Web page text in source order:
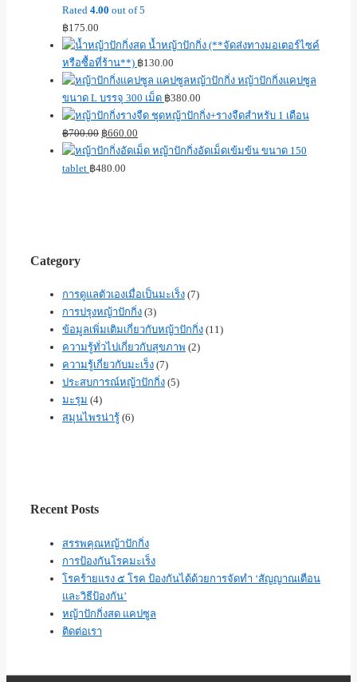
Rated 4.00 out of 5
฿175.00
น้ำหญ้าปักกิ่ง (**จัดส่งทางมอเตอร์ไซค์
หรือซื้อที่ร้าน**) ฿130.00
หญ้าปักกิ่งแคปซูล
ขนาด L บรรจุ 300 เม็ด ฿380.00
ชุดหญ้าปักกิ่ง+รางจืดสำหรับ 1 เดือน
฿700.00 ฿660.00
หญ้าปักกิ่งอัดเม็ดเข้มข้น ขนาด 150
tablet ฿480.00
Category
การดูแลตัวเองเมื่อเป็นมะเร็ง (7)
การปรุงหญ้าปักกิ่ง (3)
ข้อมูลเพิ่มเติมเกี่ยวกับหญ้าปักกิ่ง (11)
ความรู้ทั่วไปเกี่ยวกับสุขภาพ (2)
ความรู้เกี่ยวกับมะเร็ง (7)
ประสบการณ์หญ้าปักกิ่ง (5)
มะรุม (4)
สมุนไพรน่ารู้ (6)
Recent Posts
สรรพคุณหญ้าปักกิ่ง
การป้องกันโรคมะเร็ง
โรคร้ายแรง ๕ โรค ป้องกันได้ด้วยการจัดทำ ‘สัญญาณเตือน
และวิธีป้องกัน’
หญ้าปักกิ่งสด แคปซูล
ติดต่อเรา